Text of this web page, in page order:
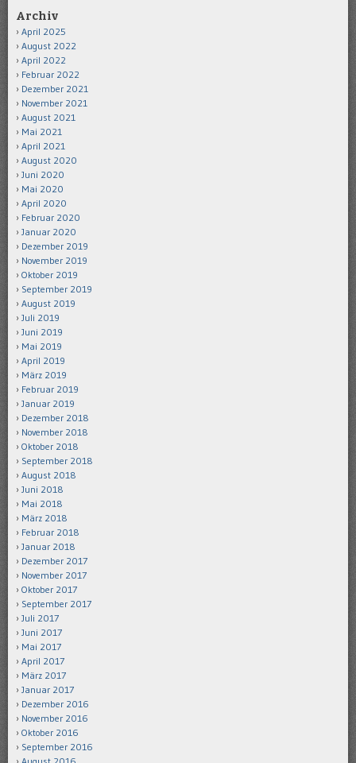
Archiv
April 2025
August 2022
April 2022
Februar 2022
Dezember 2021
November 2021
August 2021
Mai 2021
April 2021
August 2020
Juni 2020
Mai 2020
April 2020
Februar 2020
Januar 2020
Dezember 2019
November 2019
Oktober 2019
September 2019
August 2019
Juli 2019
Juni 2019
Mai 2019
April 2019
März 2019
Februar 2019
Januar 2019
Dezember 2018
November 2018
Oktober 2018
September 2018
August 2018
Juni 2018
Mai 2018
März 2018
Februar 2018
Januar 2018
Dezember 2017
November 2017
Oktober 2017
September 2017
Juli 2017
Juni 2017
Mai 2017
April 2017
März 2017
Januar 2017
Dezember 2016
November 2016
Oktober 2016
September 2016